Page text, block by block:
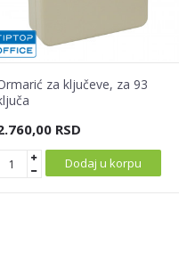
za ključeve, za 93
RSD
Dodaj u korpu